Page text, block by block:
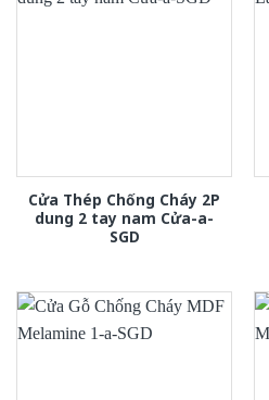
Cửa Thép Chống Cháy 2P
dung 2 tay nam Cửa-a-
SGD